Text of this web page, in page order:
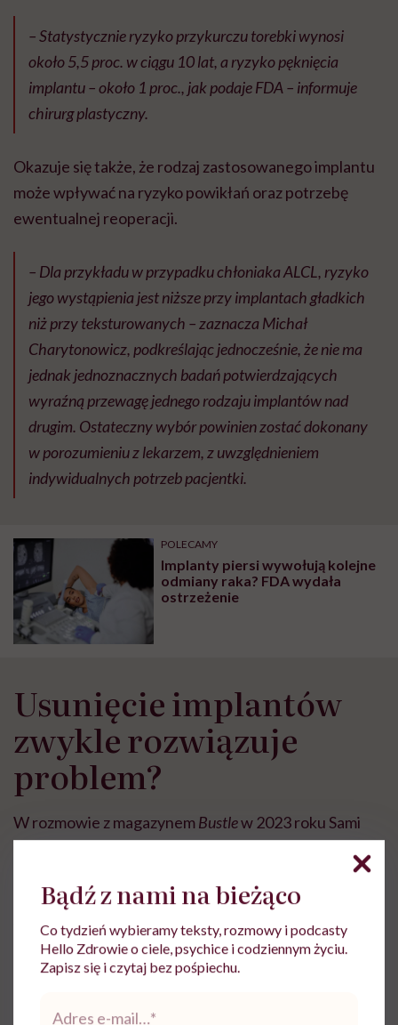
– Statystycznie ryzyko przykurczu torebki wynosi
około 5,5 proc. w ciągu 10 lat, a ryzyko pęknięcia
implantu – około 1 proc., jak podaje FDA – informuje
chirurg plastyczny.
Okazuje się także, że rodzaj zastosowanego implantu
może wpływać na ryzyko powikłań oraz potrzebę
ewentualnej reoperacji.
– Dla przykładu w przypadku chłoniaka ALCL, ryzyko
jego wystąpienia jest niższe przy implantach gładkich
niż przy teksturowanych – zaznacza Michał
Charytonowicz, podkreślając jednocześnie, że nie ma
jednak jednoznacznych badań potwierdzających
wyraźną przewagę jednego rodzaju implantów nad
drugim. Ostateczny wybór powinien zostać dokonany
w porozumieniu z lekarzem, z uwzględnieniem
indywidualnych potrzeb pacjentki.
POLECAMY
Implanty piersi wywołują kolejne
odmiany raka? FDA wydała
ostrzeżenie
Usunięcie implantów
zwykle rozwiązuje
problem?
W rozmowie z magazynemBustlew 2023 roku Sami
wystąpiła wspólnie ze swoją mamą, Denise Richards,
która również planuje usunięcie swoich implantów
piersi. Zdaniem obu kobiet implanty są toksyczne i
wiążą się z występowaniem szeregów
niebezpiecznych objawów. Czy rzeczywiście
usunięcie implantów zwykle rozwiązuje problem? A
Bądź z nami na bieżąco
Co tydzień wybieramy teksty, rozmowy i podcasty
Hello Zdrowie o ciele, psychice i codziennym życiu.
Zapisz się i czytaj bez pośpiechu.